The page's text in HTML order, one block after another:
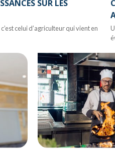
SUR LES
celui d’agriculteur qui vient en